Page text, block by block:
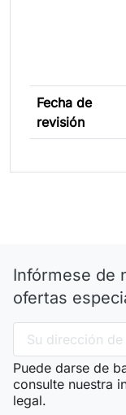
Fecha de
revisión
Infórmese de
ofertas
Puede darse de
consulte nuestra
legal.